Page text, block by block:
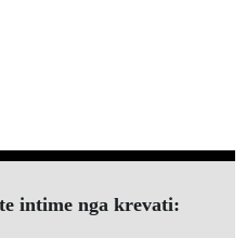
intime nga krevati: